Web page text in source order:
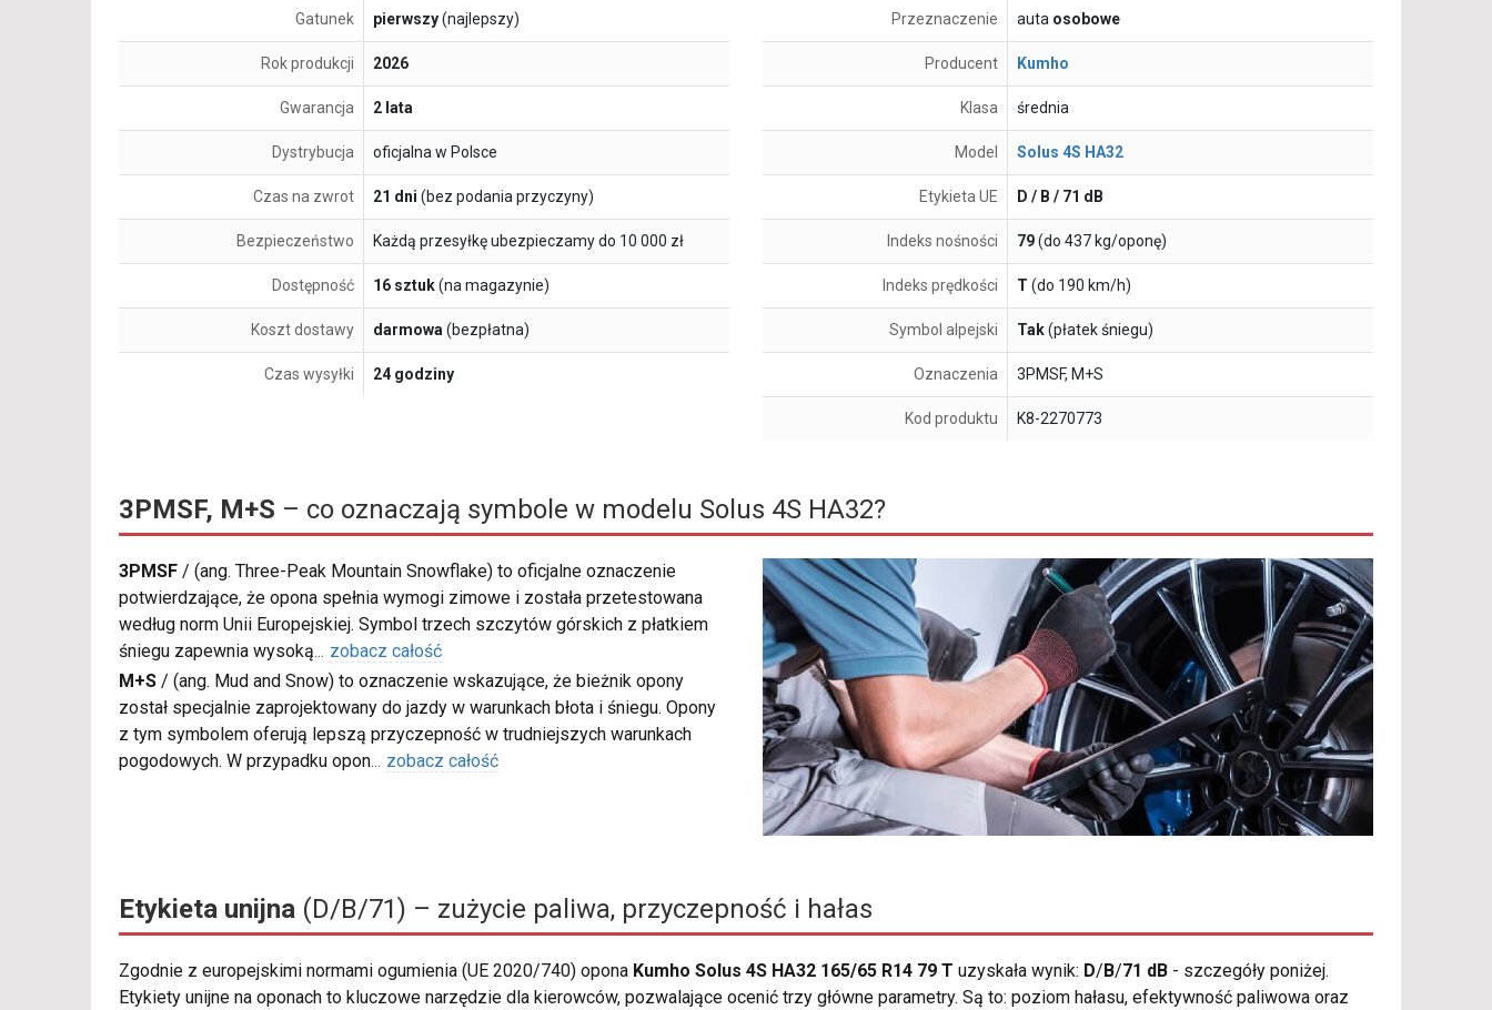
Gatunek pierwszy(najlepszy)
Rok produkcji 2026
Gwarancja 2 lata
Dystrybucja oficjalna w Polsce
Czas na zwrot 21 dni (bez podania przyczyny)
Bezpieczeństwo Każdą przesyłkę ubezpieczamy do 10 000 zł
Dostępność 16 sztuk(na magazynie)
Koszt dostawy darmowa(bezpłatna)
Czas wysyłki 24 godziny
Przeznaczenie auta osobowe
Producent Kumho
Klasa średnia
Model Solus 4S HA32
Etykieta UE D / B / 71 dB
Indeks nośności 79(do 437 kg/oponę)
Indeks prędkości T (do 190 km/h)
Symbol alpejski Tak(płatek śniegu)
Oznaczenia 3PMSF, M+S
Kod produktu K8-2270773
3PMSF, M+S – co oznaczają symbole w modelu Solus 4S HA32?
3PMSF / (ang. Three-Peak Mountain Snowflake) to oficjalne oznaczenie
potwierdzające, że opona spełnia wymogi zimowe i została przetestowana
według norm Unii Europejskiej. Symbol trzech szczytów górskich z płatkiem
śniegu zapewnia wysoką... zobacz całość
M+S / (ang. Mud and Snow) to oznaczenie wskazujące, że bieżnik opony
został specjalnie zaprojektowany do jazdy w warunkach błota i śniegu. Opony
z tym symbolem oferują lepszą przyczepność w trudniejszych warunkach
pogodowych. W przypadku opon... zobacz całość
Etykieta unijna (D/B/71) – zużycie paliwa, przyczepność i hałas
Zgodnie z europejskimi normami ogumienia (UE 2020/740) opona Kumho Solus 4S HA32 165/65 R14 79 T uzyskała wynik: D/ B/71 dB - szczegóły poniżej.
Etykiety unijne na oponach to kluczowe narzędzie dla kierowców, pozwalające ocenić trzy główne parametry. Są to: poziom hałasu, efektywność paliwowa oraz